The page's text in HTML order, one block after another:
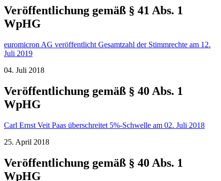
Veröffentlichung gemäß § 41 Abs. 1
WpHG
euromicron AG veröffentlicht Gesamtzahl der Stimmrechte am 12.
Juli 2019
04. Juli 2018
Veröffentlichung gemäß § 40 Abs. 1
WpHG
Carl Ernst Veit Paas überschreitet 5%-Schwelle am 02. Juli 2018
25. April 2018
Veröffentlichung gemäß § 40 Abs. 1
WpHG